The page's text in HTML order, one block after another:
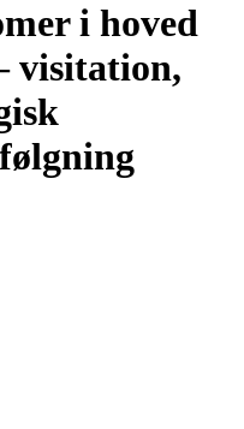
i hoved
visitation,